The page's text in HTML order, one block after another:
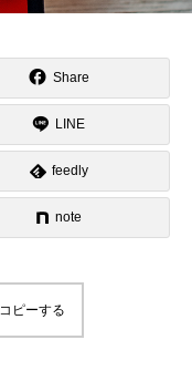
Share
LINE
feedly
note
ピーする